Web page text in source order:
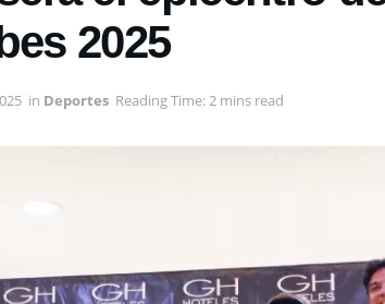
2025
in Deportes Reading Time: 2 mins read